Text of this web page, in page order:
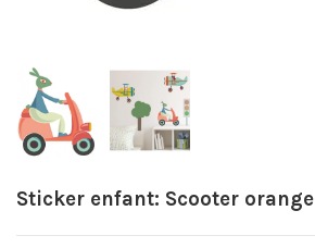
Sticker enfant: Scooter orange